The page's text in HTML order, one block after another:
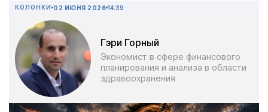
КОЛОНКИ 02 ИЮНЯ 2026 14:39
Гэри Горный
Экономист в сфере финансового
планирования и анализа в области
здравоохранения